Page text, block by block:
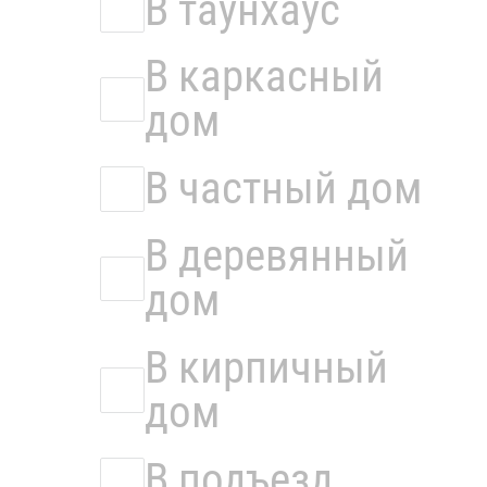
В каркасный
дом
В частный дом
В деревянный
дом
В кирпичный
дом